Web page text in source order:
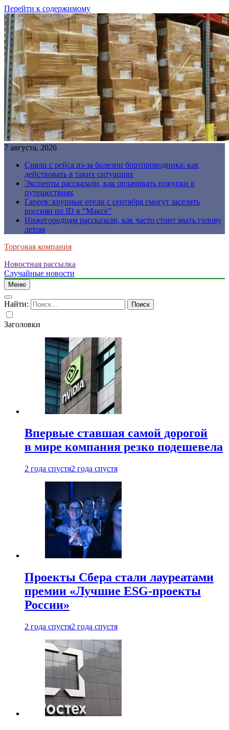
Перейти к содержимому
7 августа, 2026
Сняли с рейса из-за болезни бортпроводника: как
действовать в таких ситуациях
Эксперты рассказали, как оплачивать покупки в
путешествиях
Гареев: крупные отели с сентября смогут заселять
россиян по ID в “Максе”
Нижегородцам рассказали, как часто стоит мыть голову
летом
Торговая компания
Новостная рассылка
Случайные новости
Меню
Найти:
Заголовки
Впервые ставшая самой дорогой
в мире компания резко подешевела
2 года спустя2 года спустя
Проекты Сбера стали лауреатами
премии «Лучшие ESG-проекты
России»
2 года спустя2 года спустя